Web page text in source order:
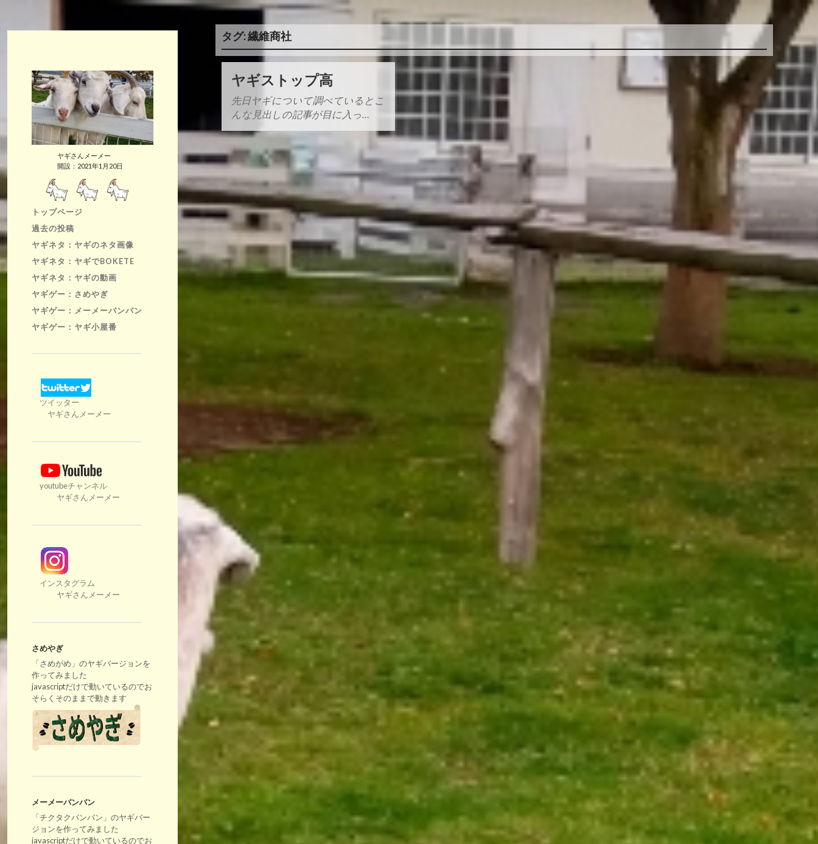
ヤギさんメーメー
開設：2021年1月20日
トップページ
過去の投稿
ヤギネタ：ヤギのネタ画像
ヤギネタ：ヤギでBOKETE
ヤギネタ：ヤギの動画
ヤギゲー：さめやぎ
ヤギゲー：メーメーバンバン
ヤギゲー：ヤギ小屋番
ツイッター
ヤギさんメーメー
youtubeチャンネル
ヤギさんメーメー
インスタグラム
ヤギさんメーメー
さめやぎ
「さめがめ」のヤギバージョンを
作ってみました
javascriptだけで動いているのでお
そらくそのままで動きます
メーメーバンバン
「チクタクバンバン」のヤギバー
ジョンを作ってみました
javascriptだけで動いているのでお
タグ:繊維商社
ヤギストップ高
先日ヤギについて調べているとこ
んな見出しの記事が目に入っ…